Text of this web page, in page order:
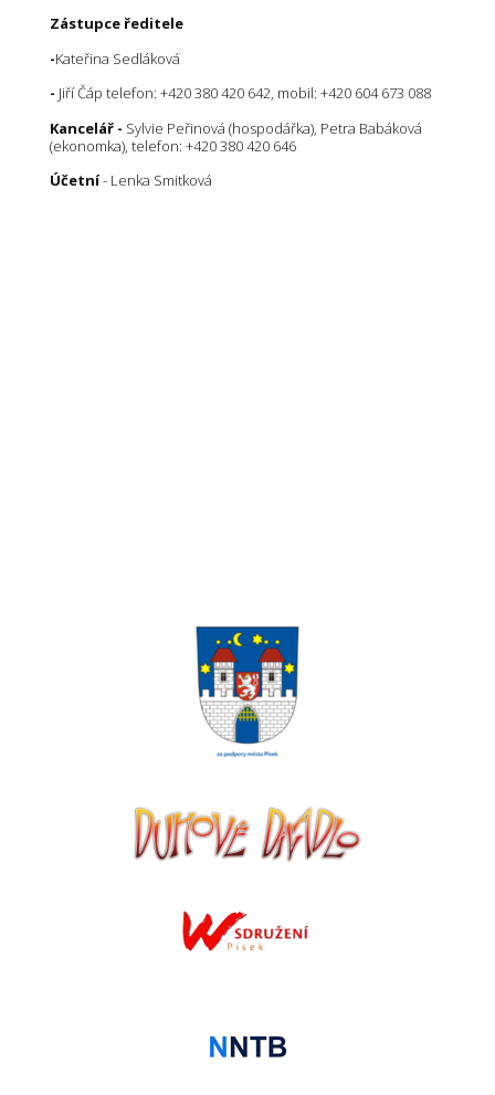
Zástupce ředitele
-Kateřina Sedláková
- Jiří Čáp telefon: +420 380 420 642, mobil: +420 604 673 088
Kancelář - Sylvie Peřinová (hospodářka), Petra Babáková
(ekonomka), telefon: +420 380 420 646
Účetní- Lenka Smitková